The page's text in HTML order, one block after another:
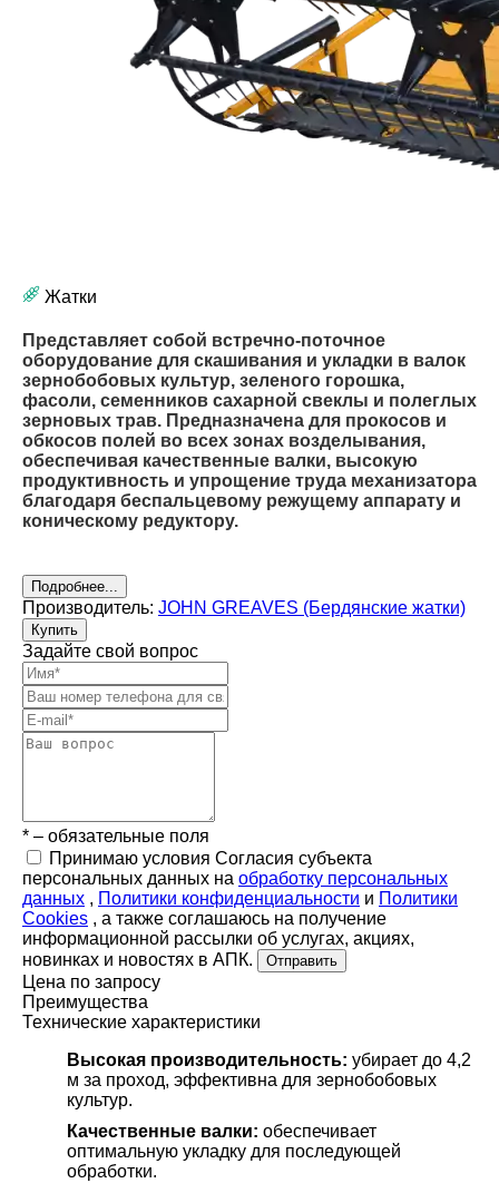
Жатки
Представляет собой встречно-поточное
оборудование для скашивания и укладки в валок
зернобобовых культур, зеленого горошка,
фасоли, семенников сахарной свеклы и полеглых
зерновых трав. Предназначена для прокосов и
обкосов полей во всех зонах возделывания,
обеспечивая качественные валки, высокую
продуктивность и упрощение труда механизатора
благодаря беспальцевому режущему аппарату и
коническому редуктору.
Подробнее...
Производитель: JOHN GREAVES (Бердянские жатки)
Купить
Задайте свой вопрос
* – обязательные поля
Принимаю условия Согласия субъекта
персональных данных на обработку персональных
данных , Политики конфиденциальности и Политики
Cookies , а также соглашаюсь на получение
информационной рассылки об услугах, акциях,
новинках и новостях в АПК.
Отправить
Цена по запросу
Преимущества
Технические характеристики
Высокая производительность: убирает до 4,2
м за проход, эффективна для зернобобовых
культур.
Качественные валки: обеспечивает
оптимальную укладку для последующей
обработки.